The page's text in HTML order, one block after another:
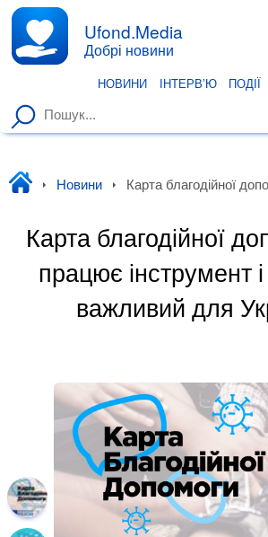
Ufond.Media
Добрі новини
НОВИНИ ІНТЕРВ’Ю ПОДІЇ
Уфонд
Новини Карта благодійної
Карта благодійної
працює інструмент
важливий для